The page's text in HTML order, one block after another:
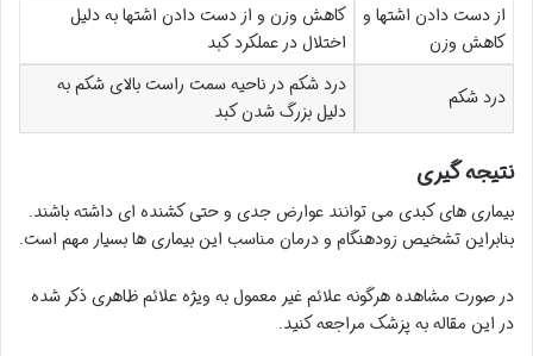
از دست دادن اشتها و
کاهش وزن
کاهش وزن و از دست دادن اشتها به دلیل
اختلال در عملکرد کبد
درد شکم
درد شکم در ناحیه سمت راست بالای شکم به
دلیل بزرگ شدن کبد
نتیجه گیری
بیماری های کبدی می توانند عوارض جدی و حتی کشنده ای داشته باشند.
بنابراین تشخیص زودهنگام و درمان مناسب این بیماری ها بسیار مهم است.
در صورت مشاهده هرگونه علائم غیر معمول به ویژه علائم ظاهری ذکر شده
در این مقاله به پزشک مراجعه کنید.